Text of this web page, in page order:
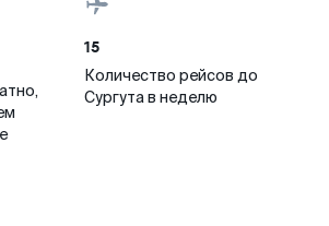
15
Количество рейсов до
Сургута в неделю